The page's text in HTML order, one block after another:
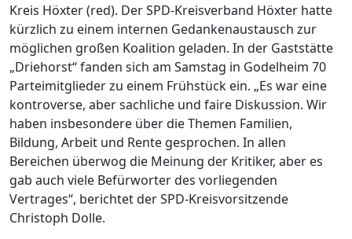
Kreis Höxter (red). Der SPD-Kreisverband Höxter hatte
kürzlich zu einem internen Gedankenaustausch zur
möglichen großen Koalition geladen. In der Gaststätte
„Driehorst“ fanden sich am Samstag in Godelheim 70
Parteimitglieder zu einem Frühstück ein. „Es war eine
kontroverse, aber sachliche und faire Diskussion. Wir
haben insbesondere über die Themen Familien,
Bildung, Arbeit und Rente gesprochen. In allen
Bereichen überwog die Meinung der Kritiker, aber es
gab auch viele Befürworter des vorliegenden
Vertrages“, berichtet der SPD-Kreisvorsitzende
Christoph Dolle.